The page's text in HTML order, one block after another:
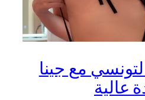
مع جينا